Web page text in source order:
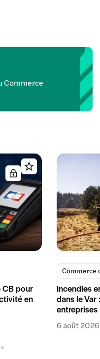
Commerce
CB pour
en
Commerce
Incendies
dans le
entreprises
6 août 2026